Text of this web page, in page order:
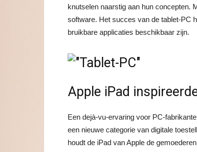
knutselen naarstig aan hun concepten.
software. Het succes van de tablet-PC
bruikbare applicaties beschikbaar zijn.
Apple iPad
Een dejà-vu-ervaring voor PC-
een nieuwe categorie van digitale
houdt de iPad van Apple de